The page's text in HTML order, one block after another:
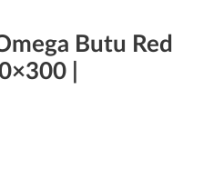
Butu Red
|